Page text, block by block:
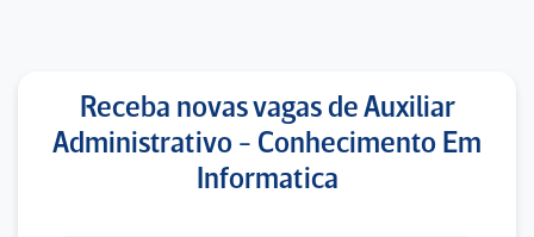
Receba novas vagas de Auxiliar
Administrativo - Conhecimento Em
Informatica